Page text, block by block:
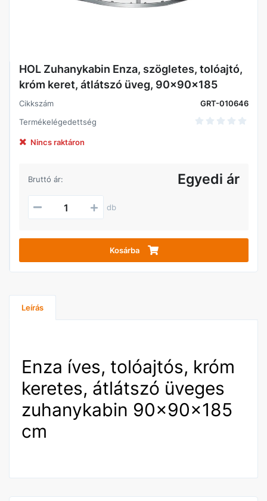
HOL Zuhanykabin Enza, szögletes, tolóajtó,
króm keret, átlátszó üveg, 90x90x185
Cikkszám
GRT-010646
Termékelégedettség
Nincs raktáron
Bruttó ár: Egyedi ár
db
Kosárba
Leírás
Enza íves, tolóajtós, króm
keretes, átlátszó üveges
zuhanykabin 90x90x185
cm